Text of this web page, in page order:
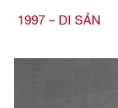
1997 – DI SẢN